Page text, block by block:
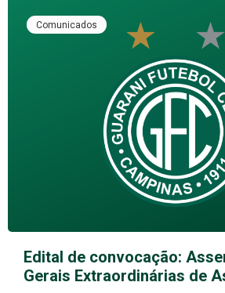
Comunicados
Edital de convocação:
Gerais Extraordinárias de